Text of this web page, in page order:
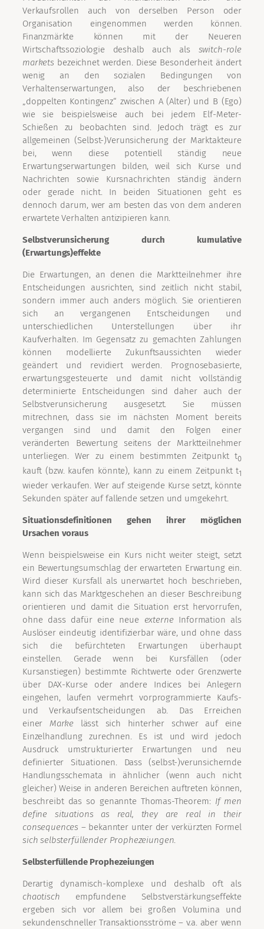
Verkaufsrollen auch von derselben Person oder
Organisation eingenommen werden können.
Finanzmärkte können mit der Neueren
Wirtschaftssoziologie deshalb auch als switch-role
markets bezeichnet werden. Diese Besonderheit ändert
wenig an den sozialen Bedingungen von
Verhaltenserwartungen, also der beschriebenen
„doppelten Kontingenz“ zwischen A (Alter) und B (Ego)
wie sie beispielsweise auch bei jedem Elf-Meter-
Schießen zu beobachten sind. Jedoch trägt es zur
allgemeinen (Selbst-)Verunsicherung der Marktakteure
bei, wenn diese potentiell ständig neue
Erwartungserwartungen bilden, weil sich Kurse und
Nachrichten sowie Kursnachrichten ständig ändern
oder gerade nicht. In beiden Situationen geht es
dennoch darum, wer am besten das von dem anderen
erwartete Verhalten antizipieren kann.
Selbstverunsicherung durch kumulative
(Erwartungs)effekte
Die Erwartungen, an denen die Marktteilnehmer ihre
Entscheidungen ausrichten, sind zeitlich nicht stabil,
sondern immer auch anders möglich. Sie orientieren
sich an vergangenen Entscheidungen und
unterschiedlichen Unterstellungen über ihr
Kaufverhalten. Im Gegensatz zu gemachten Zahlungen
können modellierte Zukunftsaussichten wieder
geändert und revidiert werden. Prognosebasierte,
erwartungsgesteuerte und damit nicht vollständig
determinierte Entscheidungen sind daher auch der
Selbstverunsicherung ausgesetzt. Sie müssen
mitrechnen, dass sie im nächsten Moment bereits
vergangen sind und damit den Folgen einer
veränderten Bewertung seitens der Marktteilnehmer
unterliegen. Wer zu einem bestimmten Zeitpunkt t0
kauft (bzw. kaufen könnte), kann zu einem Zeitpunkt t1
wieder verkaufen. Wer auf steigende Kurse setzt, könnte
Sekunden später auf fallende setzen und umgekehrt.
Situationsdefinitionen gehen ihrer möglichen
Ursachen voraus
Wenn beispielsweise ein Kurs nicht weiter steigt, setzt
ein Bewertungsumschlag der erwarteten Erwartung ein.
Wird dieser Kursfall als unerwartet hoch beschrieben,
kann sich das Marktgeschehen an dieser Beschreibung
orientieren und damit die Situation erst hervorrufen,
ohne dass dafür eine neue externe Information als
Auslöser eindeutig identifizierbar wäre, und ohne dass
sich die befürchteten Erwartungen überhaupt
einstellen. Gerade wenn bei Kursfällen (oder
Kursanstiegen) bestimmte Richtwerte oder Grenzwerte
über DAX-Kurse oder andere Indices bei Anlegern
eingehen, laufen vermehrt vorprogrammierte Kaufs-
und Verkaufsentscheidungen ab. Das Erreichen
einer Marke lässt sich hinterher schwer auf eine
Einzelhandlung zurechnen. Es ist und wird jedoch
Ausdruck umstrukturierter Erwartungen und neu
definierter Situationen. Dass (selbst-)verunsichernde
Handlungsschemata in ähnlicher (wenn auch nicht
gleicher) Weise in anderen Bereichen auftreten können,
beschreibt das so genannte Thomas-Theorem: If men
define situations as real, they are real in their
consequences – bekannter unter der verkürzten Formel
sich selbsterfüllender Prophezeiungen.
Selbsterfüllende Prophezeiungen
Derartig dynamisch-komplexe und deshalb oft als
chaotisch empfundene Selbstverstärkungseffekte
ergeben sich vor allem bei großen Volumina und
sekundenschneller Transaktionsströme – v.a. aber wenn